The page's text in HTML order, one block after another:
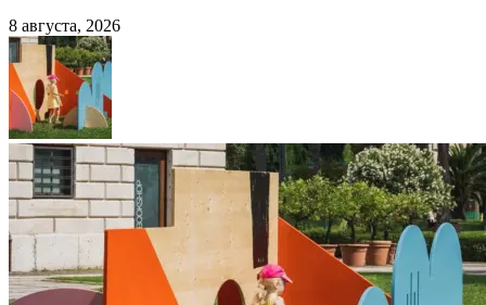
8 августа, 2026